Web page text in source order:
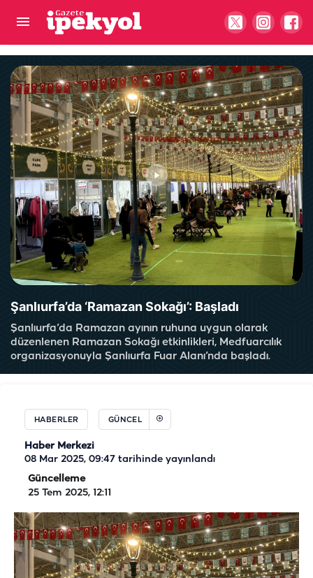
Şanlıurfa’da ‘Ramazan Sokağı’: Başladı
Şanlıurfa’da Ramazan ayının ruhuna uygun olarak
düzenlenen Ramazan Sokağı etkinlikleri, Medfuarcılık
organizasyonuyla Şanlıurfa Fuar Alanı’nda başladı.
HABERLER GÜNCEL
Haber Merkezi
08 Mar 2025, 09:47 tarihinde yayınlandı
Güncelleme
25 Tem 2025, 12:11
Şanlıurfa gastronomisi için ortak hareket çağrısı!
“Komşuya kaptırmayalım”